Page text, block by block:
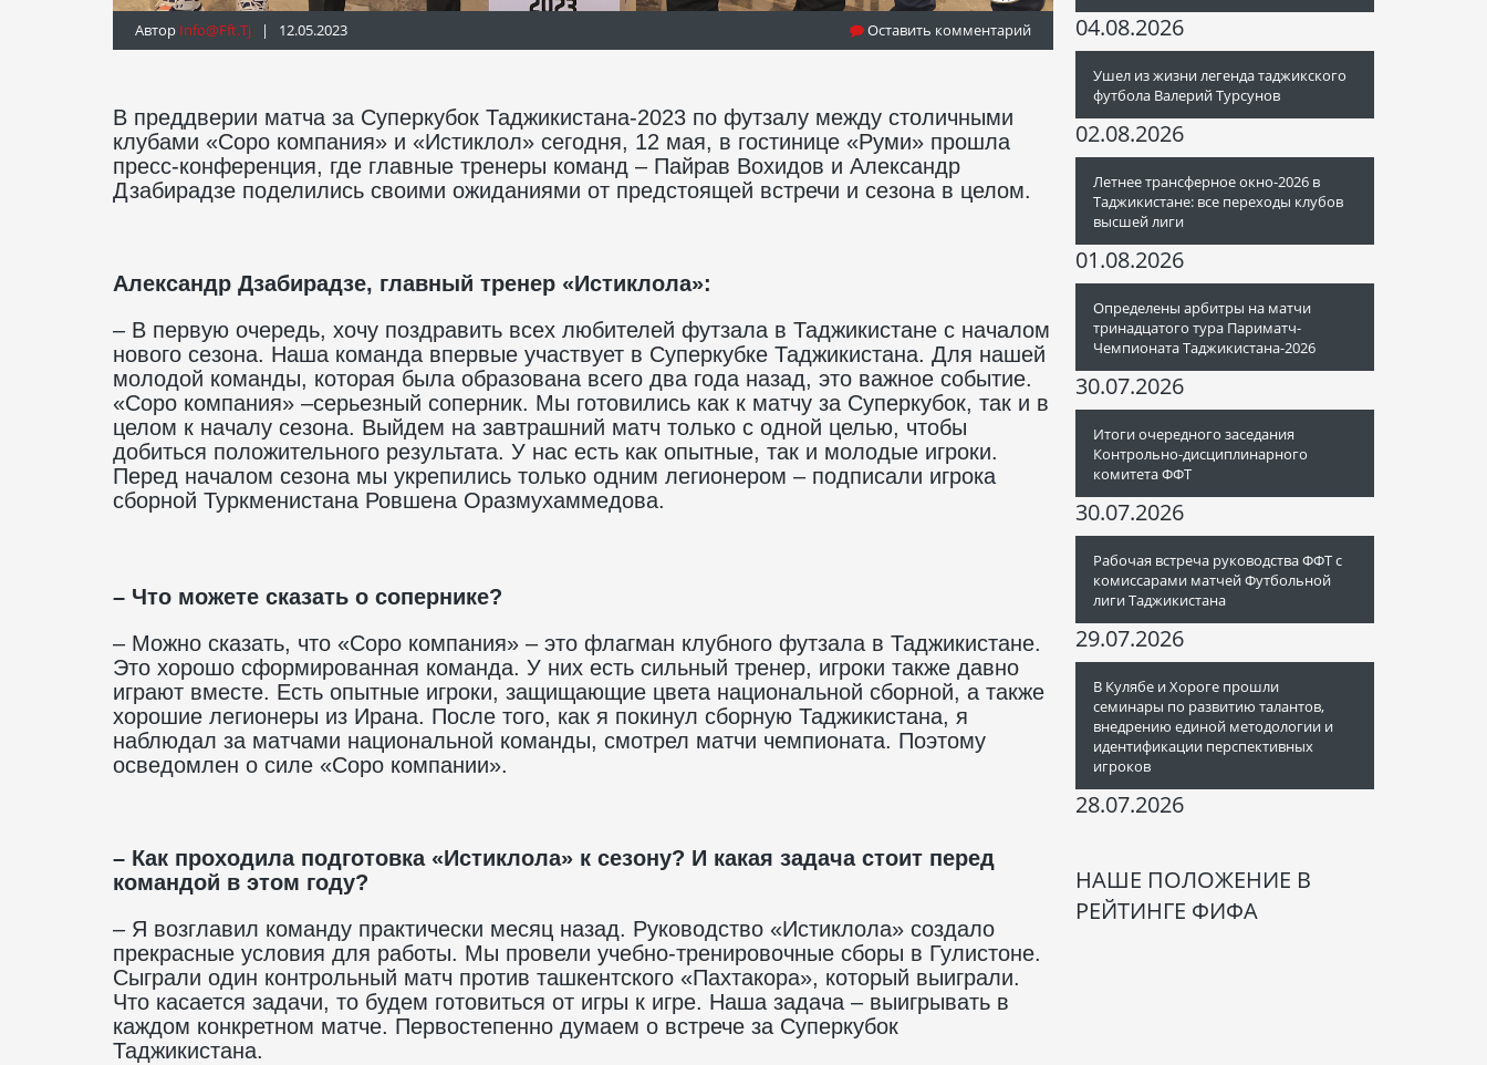
Автор Info@fft.tj | 12.05.2023 Оставить комментарий
В преддверии матча за Суперкубок Таджикистана-2023 по футзалу между столичными
клубами «Соро компания» и «Истиклол» сегодня, 12 мая, в гостинице «Руми» прошла
пресс-конференция, где главные тренеры команд – Пайрав Вохидов и Александр
Дзабирадзе поделились своими ожиданиями от предстоящей встречи и сезона в целом.
Александр Дзабирадзе, главный тренер «Истиклола»:
– В первую очередь, хочу поздравить всех любителей футзала в Таджикистане с началом
нового сезона. Наша команда впервые участвует в Суперкубке Таджикистана. Для нашей
молодой команды, которая была образована всего два года назад, это важное событие.
«Соро компания» –серьезный соперник. Мы готовились как к матчу за Суперкубок, так и в
целом к началу сезона. Выйдем на завтрашний матч только с одной целью, чтобы
добиться положительного результата. У нас есть как опытные, так и молодые игроки.
Перед началом сезона мы укрепились только одним легионером – подписали игрока
сборной Туркменистана Ровшена Оразмухаммедова.
– Что можете сказать о сопернике?
– Можно сказать, что «Соро компания» – это флагман клубного футзала в Таджикистане.
Это хорошо сформированная команда. У них есть сильный тренер, игроки также давно
играют вместе. Есть опытные игроки, защищающие цвета национальной сборной, а также
хорошие легионеры из Ирана. После того, как я покинул сборную Таджикистана, я
наблюдал за матчами национальной команды, смотрел матчи чемпионата. Поэтому
осведомлен о силе «Соро компании».
– Как проходила подготовка «Истиклола» к сезону? И какая задача стоит перед
командой в этом году?
– Я возглавил команду практически месяц назад. Руководство «Истиклола» создало
прекрасные условия для работы. Мы провели учебно-тренировочные сборы в Гулистоне.
Сыграли один контрольный матч против ташкентского «Пахтакора», который выиграли.
Что касается задачи, то будем готовиться от игры к игре. Наша задача – выигрывать в
каждом конкретном матче. Первостепенно думаем о встрече за Суперкубок
Таджикистана.
04.08.2026
Ушел из жизни легенда таджикского
футбола Валерий Турсунов
02.08.2026
Летнее трансферное окно-2026 в
Таджикистане: все переходы клубов
высшей лиги
01.08.2026
Определены арбитры на матчи
тринадцатого тура Париматч-
Чемпионата Таджикистана-2026
30.07.2026
Итоги очередного заседания
Контрольно-дисциплинарного
комитета ФФТ
30.07.2026
Рабочая встреча руководства ФФТ с
комиссарами матчей Футбольной
лиги Таджикистана
29.07.2026
В Кулябе и Хороге прошли
семинары по развитию талантов,
внедрению единой методологии и
идентификации перспективных
игроков
28.07.2026
НАШЕ ПОЛОЖЕНИЕ В
РЕЙТИНГЕ ФИФА